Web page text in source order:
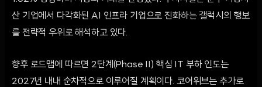
산 기업에서 다각화된 AI 인프라 기업으로 진화하는 갤럭시의 행보
를 전략적 우위로 해석하고 있다.
향후 로드맵에 따르면 2단계(Phase II) 핵심 IT 부하 인도는
2027년 내내 순차적으로 이루어질 계획이다. 코어위브는 추가로